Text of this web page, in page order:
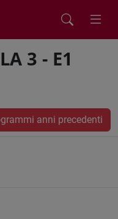
3 - E1
anni precedenti